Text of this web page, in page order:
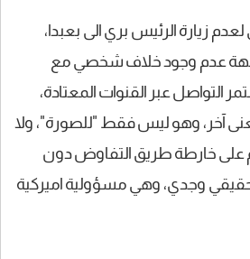
زيارة الرئيس بري الى بعبدا،
عدم وجود خلاف شخصي مع
التواصل عبر القنوات المعتادة،
آخر، وهو ليس فقط "للصورة"، ولا
خارطة طريق التفاوض دون
وجدي، وهي مسؤولية اميركية